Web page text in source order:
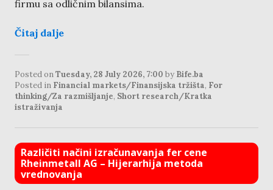
firmu sa odličnim bilansima.
Čitaj dalje
Posted onTuesday, 28 July 2026, 7:00 by Bife.ba
Posted in Financial markets/Finansijska tržišta, For
thinking/Za razmišljanje, Short research/Kratka
istraživanja
Različiti načini izračunavanja fer cene
Rheinmetall AG – Hijerarhija metoda
vrednovanja